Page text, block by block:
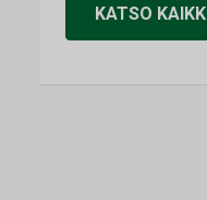
KATSO KAIKKI